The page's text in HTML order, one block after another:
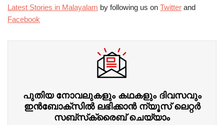
Latest Stories in Malayalam by following us on Twitter and
Facebook
പുതിയ നോവലുകളും കഥകളും ദിവസവും
ഇന്‍ബോക്‌സില്‍ ലഭിക്കാന്‍ ന്യൂസ് ലെറ്റർ
സബ്‌സ്‌ക്രൈബ് ചെയ്യാം